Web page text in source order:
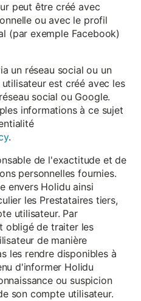
peut être créé avec
ou avec le profil
(par exemple Facebook)
un réseau social ou un
est créé avec les
social ou Google.
informations à ce sujet
.
de l'exactitude et de
personnelles fournies.
envers Holidu ainsi
les Prestataires tiers,
utilisateur. Par
obligé de traiter les
de manière
les rendre disponibles à
d'informer Holidu
ou suspicion
son compte utilisateur.